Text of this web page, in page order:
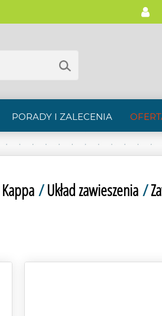
PORADY I ZALECENIA
Kappa/Układ zawieszenia/